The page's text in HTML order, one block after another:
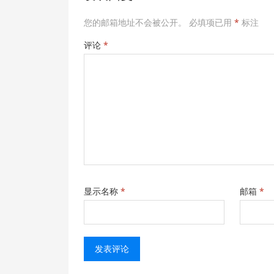
您的邮箱地址不会被公开。 必填项已用 * 标注
评论 *
显示名称 * 邮箱 *